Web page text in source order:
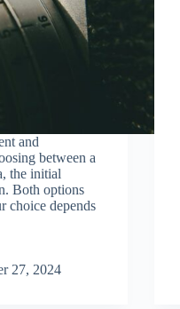
and
between a
the initial
Both options
choice depends
27, 2024